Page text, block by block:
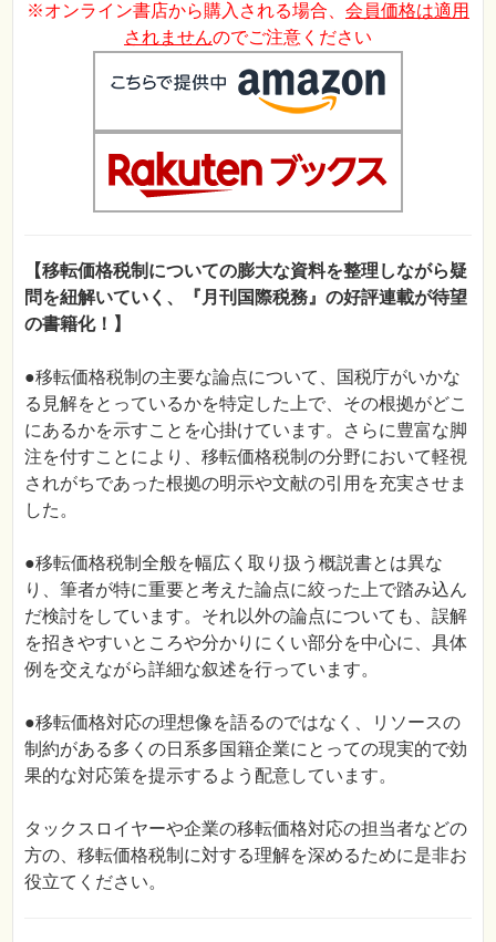
※オンライン書店から購入される場合、 会員価格は適用
されませんのでご注意ください
【移転価格税制についての膨大な資料を整理しながら疑
問を紐解いていく、『月刊国際税務』の好評連載が待望
の書籍化！】
●移転価格税制の主要な論点について、国税庁がいかな
る見解をとっているかを特定した上で、その根拠がどこ
にあるかを示すことを心掛けています。さらに豊富な脚
注を付すことにより、移転価格税制の分野において軽視
されがちであった根拠の明示や文献の引用を充実させま
した。
●移転価格税制全般を幅広く取り扱う概説書とは異な
り、筆者が特に重要と考えた論点に絞った上で踏み込ん
だ検討をしています。それ以外の論点についても、誤解
を招きやすいところや分かりにくい部分を中心に、具体
例を交えながら詳細な叙述を行っています。
●移転価格対応の理想像を語るのではなく、リソースの
制約がある多くの日系多国籍企業にとっての現実的で効
果的な対応策を提示するよう配意しています。
タックスロイヤーや企業の移転価格対応の担当者などの
方の、移転価格税制に対する理解を深めるために是非お
役立てください。